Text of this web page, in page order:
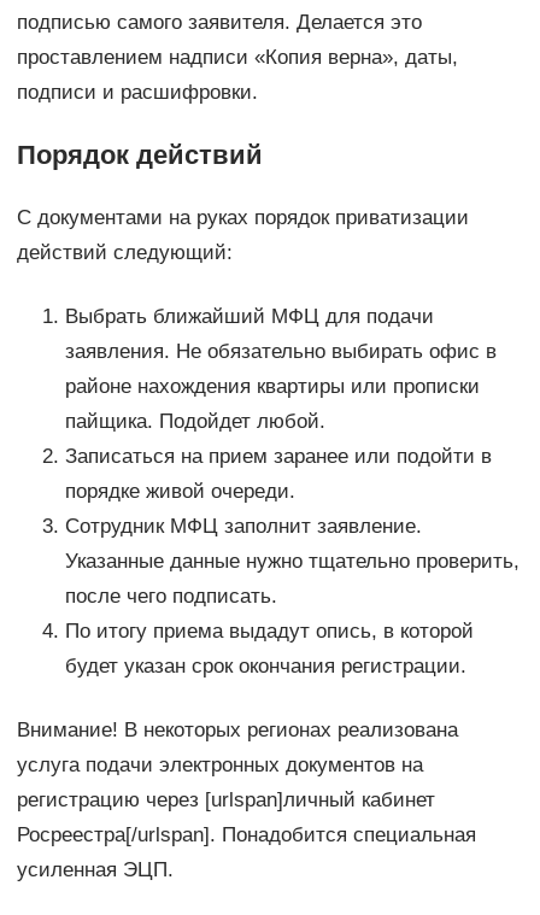
подписью самого заявителя. Делается это
проставлением надписи «Копия верна», даты,
подписи и расшифровки.
Порядок действий
С документами на руках порядок приватизации
действий следующий:
Выбрать ближайший МФЦ для подачи
заявления. Не обязательно выбирать офис в
районе нахождения квартиры или прописки
пайщика. Подойдет любой.
Записаться на прием заранее или подойти в
порядке живой очереди.
Сотрудник МФЦ заполнит заявление.
Указанные данные нужно тщательно проверить,
после чего подписать.
По итогу приема выдадут опись, в которой
будет указан срок окончания регистрации.
Внимание! В некоторых регионах реализована
услуга подачи электронных документов на
регистрацию через [urlspan]личный кабинет
Росреестра[/urlspan]. Понадобится специальная
усиленная ЭЦП.